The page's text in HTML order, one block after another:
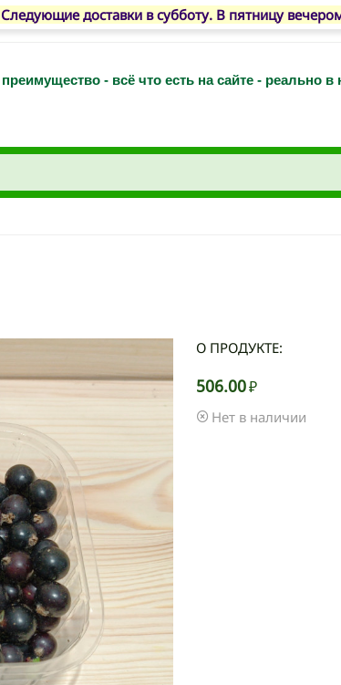
доставки в субботу. В пятницу
- всё что есть на сайте - реально
О ПРОДУКТЕ:
506.00₽
Нет в наличии